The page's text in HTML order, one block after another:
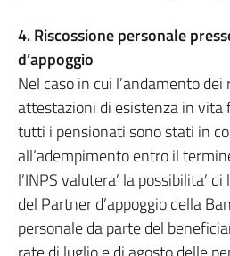
4. Riscossione personale
d’appoggio
Nel caso in cui l’andamento
attestazioni di esistenza in vita
tutti i pensionati sono stati in
all’adempimento entro il
l’INPS valutera’ la possibilita’
del Partner d’appoggio della
personale da parte del